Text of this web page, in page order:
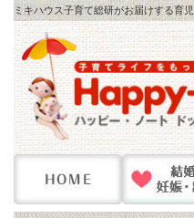
ミキハウス子育て総研がお届けする育